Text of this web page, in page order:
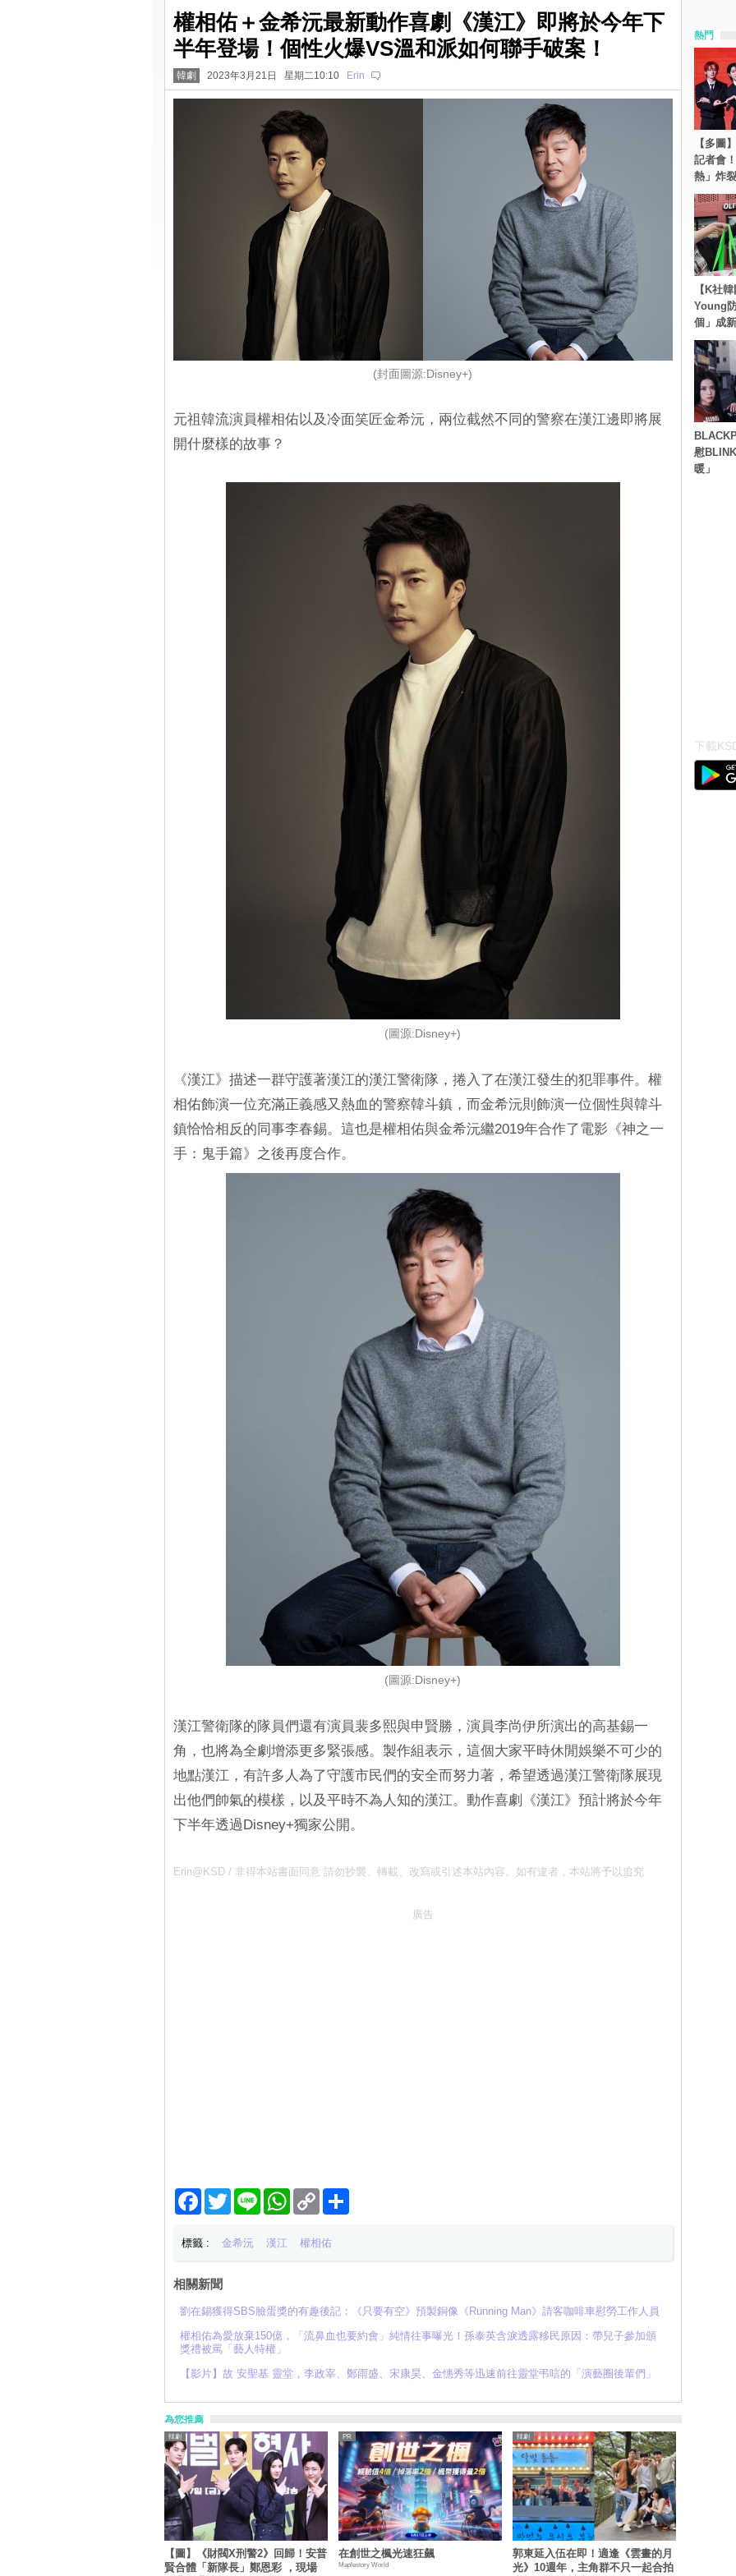
權相佑＋金希沅最新動作喜劇《漢江》即將於今年下
半年登場！個性火爆VS溫和派如何聯手破案！
韓劇 2023年3月21日 星期二10:10 Erin
(封面圖源:Disney+)
元祖韓流演員權相佑以及冷面笑匠金希沅，兩位截然不同的警察在漢江邊即將展
開什麼樣的故事？
(圖源:Disney+)
《漢江》描述一群守護著漢江的漢江警衛隊，捲入了在漢江發生的犯罪事件。權
相佑飾演一位充滿正義感又熱血的警察韓斗鎮，而金希沅則飾演一位個性與韓斗
鎮恰恰相反的同事李春錫。這也是權相佑與金希沅繼2019年合作了電影《神之一
手：鬼手篇》之後再度合作。
(圖源:Disney+)
漢江警衛隊的隊員們還有演員裴多熙與申賢勝，演員李尚伊所演出的高基錫一
角，也將為全劇增添更多緊張感。製作組表示，這個大家平時休閒娛樂不可少的
地點漢江，有許多人為了守護市民們的安全而努力著，希望透過漢江警衛隊展現
出他們帥氣的模樣，以及平時不為人知的漢江。動作喜劇《漢江》預計將於今年
下半年透過Disney+獨家公開。
Erin@KSD / 非得本站書面同意 請勿抄襲、轉載、改寫或引述本站內容。如有違者，本站將予以追究
廣告
Facebook
TwitterLine WhatsApp
Copy
Link
分
標籤 : 金希沅 漢江 權相佑
相關新聞
劉在錫獲得SBS臉蛋獎的有趣後記：《只要有空》預製銅像《Running Man》請客咖啡車慰勞工作人員
權相佑為愛放棄150億，「流鼻血也要約會」純情往事曝光！孫泰英含淚透露移民原因：帶兒子參加頒
獎禮被罵「藝人特權」
【影片】故 安聖基 靈堂，李政宰、鄭雨盛、宋康昊、金憓秀等迅速前往靈堂弔唁的「演藝圈後輩們」
為您推薦
【圖】《財閥X刑警2》回歸！安普
賢合體「新隊長」鄭恩彩 ，現場
韓劇
在創世之楓光速狂飆
Maplestory World
郭東延入伍在即！適逢《雲畫的月
光》10週年，主角群不只一起合拍
韓劇
熱門
【多圖
記者會
熱」炸
【K社
Young
個」成
慰
暖」
下載